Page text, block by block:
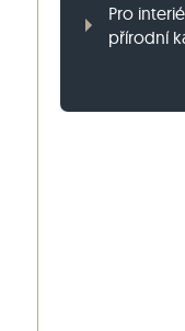
Pro
přírodní